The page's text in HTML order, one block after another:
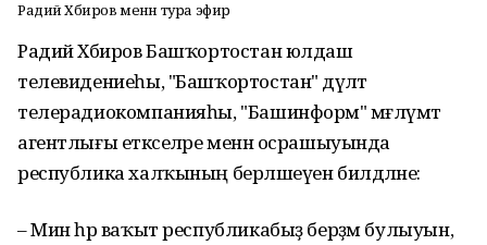
Радий Хәбиров менән тура эфир
Радий Хәбиров Башҡортостан юлдаш
телевидениеһы, "Башҡортостан" дәүләт
телерадиокомпанияһы, "Башинформ" мәғлүмәт
агентлығы етәкселәре менән осрашыуында
республика халҡының берләшеүен билдәләне:
– Мин һәр ваҡыт республикабыҙ берҙәм булыуын,